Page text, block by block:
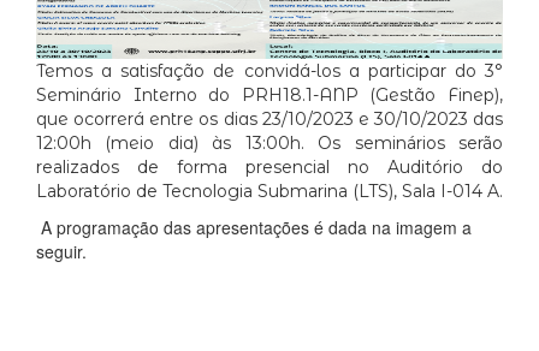
Temos a satisfação de convidá-los a participar do 3°
Seminário Interno do PRH18.1-ANP (Gestão Finep),
que ocorrerá entre os dias 23/10/2023 e 30/10/2023 das
12:00h (meio dia) às 13:00h. Os seminários serão
realizados de forma presencial no Auditório do
Laboratório de Tecnologia Submarina (LTS), Sala I-014 A.
A programação das apresentações é dada na imagem a
seguir.